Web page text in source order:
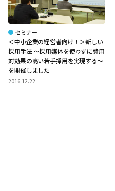
セミナー
＜中小企業の経営者向け！＞新しい
採用手法 ～採用媒体を使わずに費用
対効果の高い若手採用を実現する～
を開催しました
2016.12.22